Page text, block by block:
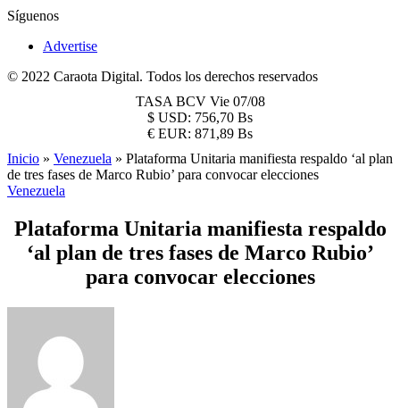
Síguenos
Advertise
© 2022 Caraota Digital. Todos los derechos reservados
TASA BCV Vie 07/08
$ USD: 756,70 Bs
€ EUR: 871,89 Bs
Inicio » Venezuela » Plataforma Unitaria manifiesta respaldo ‘al plan
de tres fases de Marco Rubio’ para convocar elecciones
Venezuela
Plataforma Unitaria manifiesta respaldo
‘al plan de tres fases de Marco Rubio’
para convocar elecciones